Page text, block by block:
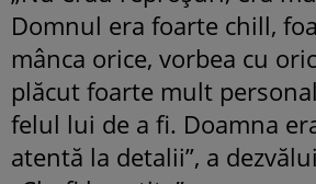
Domnul era foarte chill,
mânca orice, vorbea cu
plăcut foarte mult
felul lui de a fi. Doamna
atentă la detalii”, a